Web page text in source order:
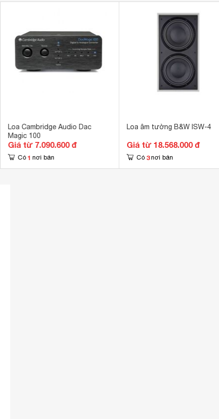
Loa Cambridge Audio Dac
Magic 100
Giá từ 7.090.600 đ
Có 1 nơi bán
Loa âm tường B&W ISW-4
Giá từ 18.568.000 đ
Có 3 nơi bán